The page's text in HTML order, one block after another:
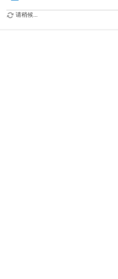
请稍候...